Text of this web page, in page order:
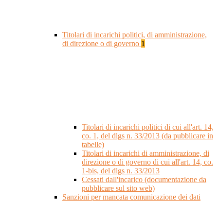
Titolari di incarichi politici, di amministrazione,
di direzione o di governo 1
Titolari di incarichi politici di cui all'art. 14,
co. 1, del dlgs n. 33/2013 (da pubblicare in
tabelle)
Titolari di incarichi di amministrazione, di
direzione o di governo di cui all'art. 14, co.
1-bis, del dlgs n. 33/2013
Cessati dall'incarico (documentazione da
pubblicare sul sito web)
Sanzioni per mancata comunicazione dei dati